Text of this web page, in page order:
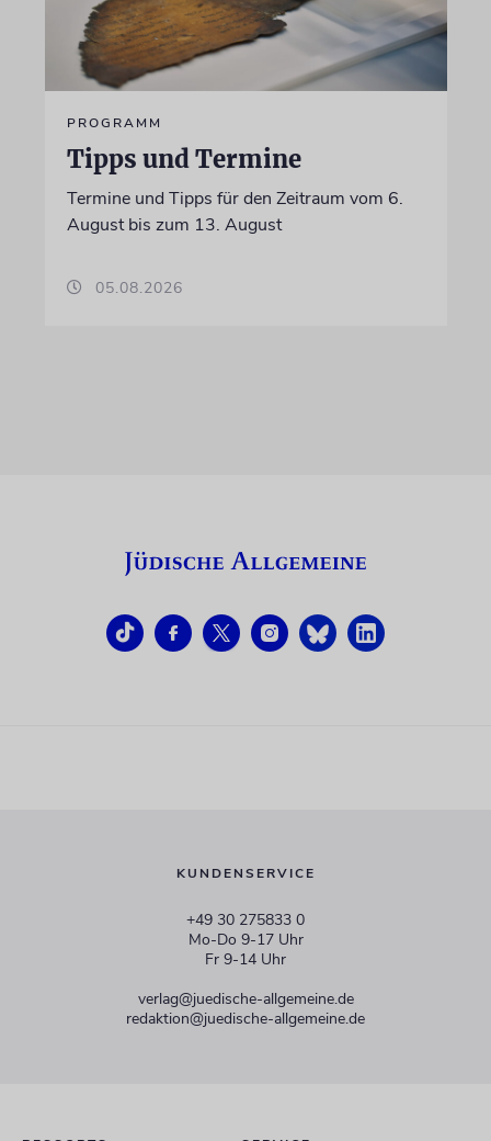
PROGRAMM
Tipps und Termine
Termine und Tipps für den Zeitraum vom 6.
August bis zum 13. August
05.08.2026
KUNDENSERVICE
+49 30 275833 0
Mo-Do 9-17 Uhr
Fr 9-14 Uhr
verlag@juedische-allgemeine.de
redaktion@juedische-allgemeine.de